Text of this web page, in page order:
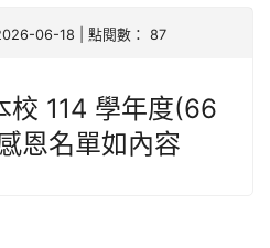
06-18 | 點閱數： 87
校 114 學年度(66
恩名單如內容